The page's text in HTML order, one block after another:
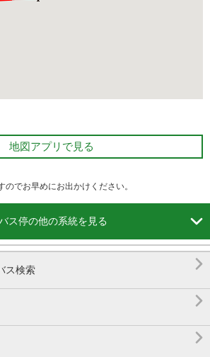
地図アプリで見る
のでお早めにお出かけください。
ス停の他の系統を見る 
ス検索 

